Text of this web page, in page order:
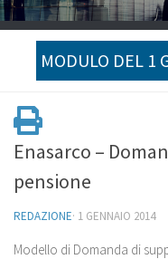
MODULO DEL 1
Enasarco –
pensione
REDAZIONE· 1 GENNAIO 2014
Modello di Domanda di